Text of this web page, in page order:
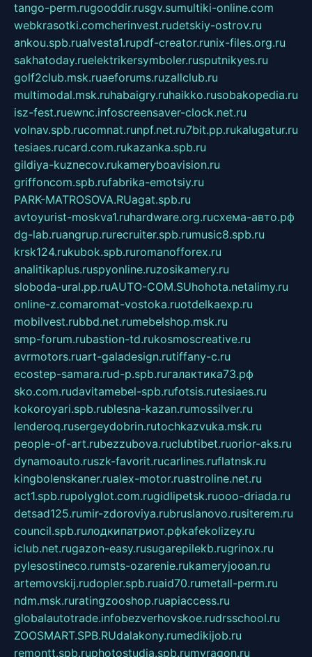
tango-perm.rugooddir.rusgv.sumultiki-online.com
webkrasotki.comcherinvest.rudetskiy-ostrov.ru
ankou.spb.rualvesta1.rupdf-creator.runix-files.org.ru
sakhatoday.ruelektrikersymboler.rusputnikyes.ru
golf2club.msk.ruaeforums.ruzallclub.ru
multimodal.msk.ruhabaigry.ruhaikko.rusobakopedia.ru
isz-fest.ruewnc.infoscreensaver-clock.net.ru
volnav.spb.rucomnat.runpf.net.ru7bit.pp.rukalugatur.ru
tesiaes.rucard.com.rukazanka.spb.ru
gildiya-kuznecov.rukameryboavision.ru
griffoncom.spb.rufabrika-emotsiy.ru
PARK-MATROSOVA.RUagat.spb.ru
avtoyurist-moskva1.ruhardware.org.ruсхема-авто.рф
dg-lab.ruangrup.rurecruiter.spb.rumusic8.spb.ru
krsk124.rukubok.spb.ruromanofforex.ru
analitikaplus.ruspyonline.ruzosikamery.ru
sloboda-ural.pp.ruAUTO-COM.SUhohota.netalimy.ru
online-z.comaromat-vostoka.ruotdelkaexp.ru
mobilvest.rubbd.net.rumebelshop.msk.ru
smp-forum.rubastion-td.rukosmoscreative.ru
avrmotors.ruart-galadesign.rutiffany-c.ru
ecostep-samara.rud-p.spb.ruгалактика73.рф
sko.com.rudavitamebel-spb.rufotsis.rutesiaes.ru
kokoroyari.spb.rublesna-kazan.rumossilver.ru
lenderoq.rusergeydobrin.rutochkazvuka.msk.ru
people-of-art.rubezzubova.ruclubtibet.ruorior-aks.ru
dynamoauto.ruszk-favorit.rucarlines.ruflatnsk.ru
kingbolenskaner.rualex-motor.ruastroline.net.ru
act1.spb.rupolyglot.com.rugidlipetsk.ruooo-driada.ru
detsad125.rumir-zdoroviya.rubruslanovo.rusiterem.ru
council.spb.ruлодкипатриот.рфkafekolizey.ru
iclub.net.rugazon-easy.rusugarepilekb.rugrinox.ru
pylesostineco.rumsts-ozarenie.rukameryjooan.ru
artemovskij.rudopler.spb.ruaid70.rumetall-perm.ru
ndm.msk.ruratingzooshop.ruapiaccess.ru
globalautotrade.infobezverhovskoe.rudrsschool.ru
ZOOSMART.SPB.RUdalakony.rumedikijob.ru
remontt.spb.ruphotostudia.spb.rumyragon.ru